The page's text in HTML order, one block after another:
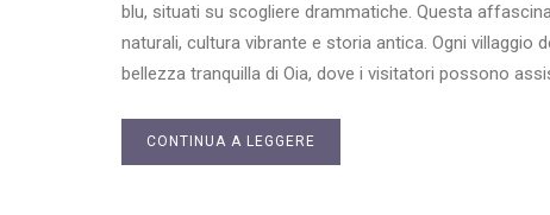
blu, situati su scogliere drammatiche. Questa
naturali, cultura vibrante e storia antica. Ogni villaggio
bellezza tranquilla di Oia, dove i visitatori possono
CONTINUA A LEGGERE